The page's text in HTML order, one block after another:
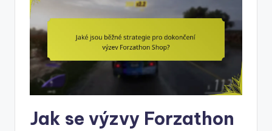
Jak se výzvy Forzathon